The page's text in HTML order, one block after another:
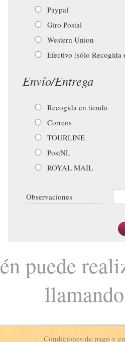
Paypal
Giro Postal
Western Union
Efectivo (sólo Recogida
Envío/Entrega
Recogida en tienda
Correos
TOURLINE
PostNL
ROYAL MAIL
Observaciones
puede
Condiciones de pago y